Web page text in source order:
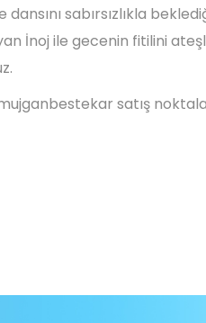
sabırsızlıkla
İnoj ile gecenin fitilini
satış